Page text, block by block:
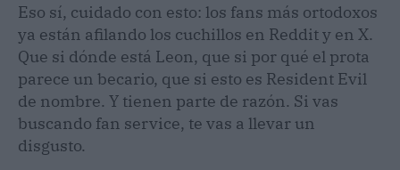
Eso sí, cuidado con esto: los fans más ortodoxos
ya están afilando los cuchillos en Reddit y en X.
Que si dónde está Leon, que si por qué el prota
parece un becario, que si esto es Resident Evil
de nombre. Y tienen parte de razón. Si vas
buscando fan service, te vas a llevar un
disgusto.